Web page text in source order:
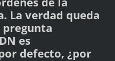
La verdad queda
pregunta
es
defecto, ¿por